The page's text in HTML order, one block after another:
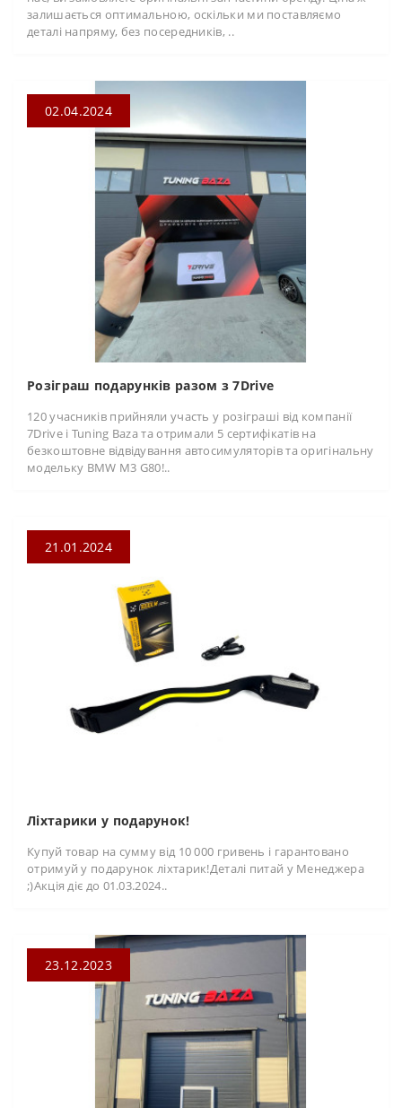
залишається оптимальною, оскільки ми поставляємо
деталі напряму, без посередників, ..
02.04.2024
Розіграш подарунків разом з 7Drive
120 учасників прийняли участь у розіграші від компанії
7Drive і Tuning Baza та отримали 5 сертифікатів на
безкоштовне відвідування автосимуляторів та оригінальну
модельку BMW M3 G80!..
21.01.2024
Ліхтарики у подарунок!
Купуй товар на сумму від 10 000 гривень і гарантовано
отримуй у подарунок ліхтарик!Деталі питай у Менеджера
;)Акція діє до 01.03.2024..
23.12.2023